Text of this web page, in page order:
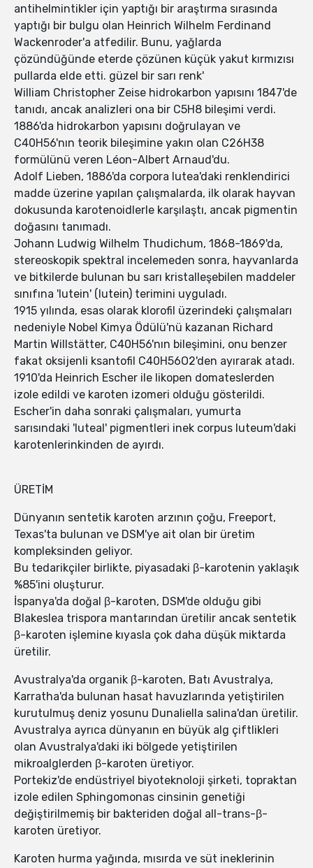
antihelmintikler için yaptığı bir araştırma sırasında
yaptığı bir bulgu olan Heinrich Wilhelm Ferdinand
Wackenroder'a atfedilir. Bunu, yağlarda
çözündüğünde eterde çözünen küçük yakut kırmızısı
pullarda elde etti. güzel bir sarı renk'
William Christopher Zeise hidrokarbon yapısını 1847'de
tanıdı, ancak analizleri ona bir C5H8 bileşimi verdi.
1886'da hidrokarbon yapısını doğrulayan ve
C40H56'nın teorik bileşimine yakın olan C26H38
formülünü veren Léon-Albert Arnaud'du.
Adolf Lieben, 1886'da corpora lutea'daki renklendirici
madde üzerine yapılan çalışmalarda, ilk olarak hayvan
dokusunda karotenoidlerle karşılaştı, ancak pigmentin
doğasını tanımadı.
Johann Ludwig Wilhelm Thudichum, 1868-1869'da,
stereoskopik spektral incelemeden sonra, hayvanlarda
ve bitkilerde bulunan bu sarı kristalleşebilen maddeler
sınıfına 'lutein' (lutein) terimini uyguladı.
1915 yılında, esas olarak klorofil üzerindeki çalışmaları
nedeniyle Nobel Kimya Ödülü'nü kazanan Richard
Martin Willstätter, C40H56'nın bileşimini, onu benzer
fakat oksijenli ksantofil C40H56O2'den ayırarak atadı.
1910'da Heinrich Escher ile likopen domateslerden
izole edildi ve karoten izomeri olduğu gösterildi.
Escher'in daha sonraki çalışmaları, yumurta
sarısındaki 'luteal' pigmentleri inek corpus luteum'daki
karotenlerinkinden de ayırdı.
ÜRETİM
Dünyanın sentetik karoten arzının çoğu, Freeport,
Texas'ta bulunan ve DSM'ye ait olan bir üretim
kompleksinden geliyor.
Bu tedarikçiler birlikte, piyasadaki β-karotenin yaklaşık
%85'ini oluşturur.
İspanya'da doğal β-karoten, DSM'de olduğu gibi
Blakeslea trispora mantarından üretilir ancak sentetik
β-karoten işlemine kıyasla çok daha düşük miktarda
üretilir.
Avustralya'da organik β-karoten, Batı Avustralya,
Karratha'da bulunan hasat havuzlarında yetiştirilen
kurutulmuş deniz yosunu Dunaliella salina'dan üretilir.
Avustralya ayrıca dünyanın en büyük alg çiftlikleri
olan Avustralya'daki iki bölgede yetiştirilen
mikroalglerden β-karoten üretiyor.
Portekiz'de endüstriyel biyoteknoloji şirketi, topraktan
izole edilen Sphingomonas cinsinin genetiği
değiştirilmemiş bir bakteriden doğal all-trans-β-
karoten üretiyor.
Karoten hurma yağında, mısırda ve süt ineklerinin